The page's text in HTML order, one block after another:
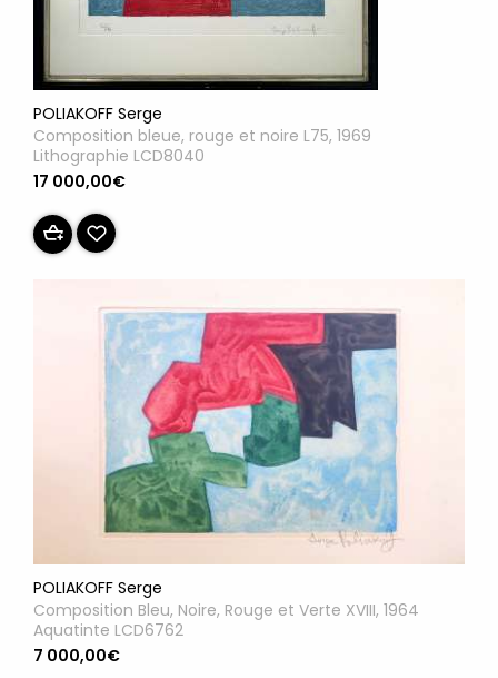
POLIAKOFF Serge
Composition bleue, rouge et noire L75, 1969
Lithographie LCD8040
17 000,00€
POLIAKOFF Serge
Composition Bleu, Noire, Rouge et Verte XVIII, 1964
Aquatinte LCD6762
7 000,00€